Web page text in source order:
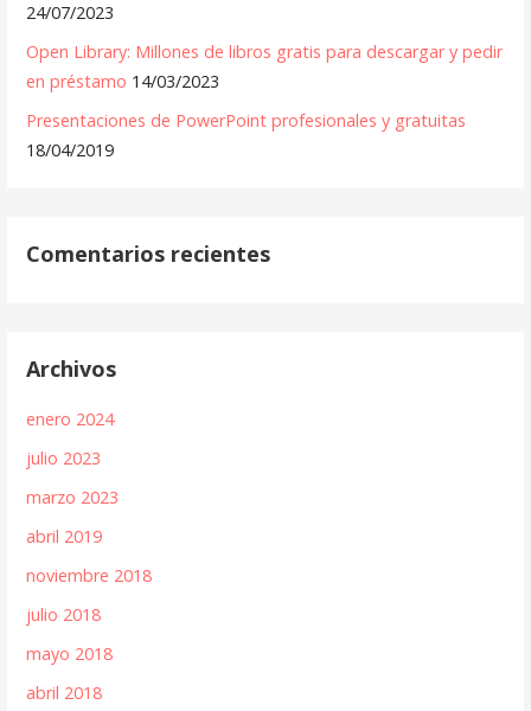
24/07/2023
Open Library: Millones de libros gratis para descargar y pedir
en préstamo 14/03/2023
Presentaciones de PowerPoint profesionales y gratuitas
18/04/2019
Comentarios recientes
Archivos
enero 2024
julio 2023
marzo 2023
abril 2019
noviembre 2018
julio 2018
mayo 2018
abril 2018